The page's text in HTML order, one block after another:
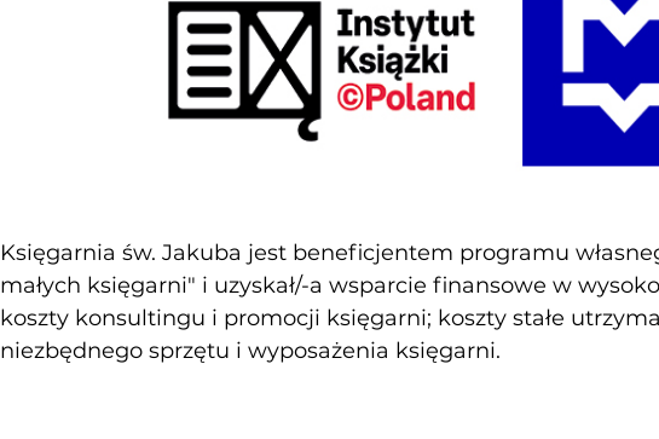
Księgarnia św. Jakuba jest beneficjentem programu
małych księgarni" i uzyskał/-a wsparcie finansowe w
koszty konsultingu i promocji księgarni; koszty stałe
niezbędnego sprzętu i wyposażenia księgarni.